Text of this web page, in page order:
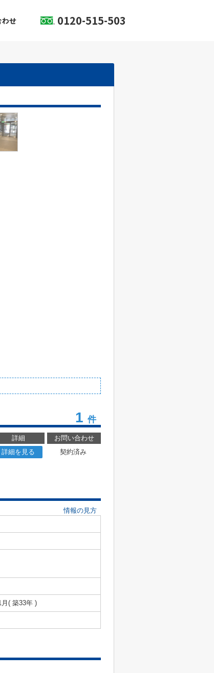
わせ 0120-515-503
1 件
詳細
お問い合わせ
詳細を見る
契約済み
情報の見方
月( 築33年 )